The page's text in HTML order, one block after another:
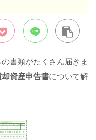
書類がたくさん届きま
却資産申告書について解